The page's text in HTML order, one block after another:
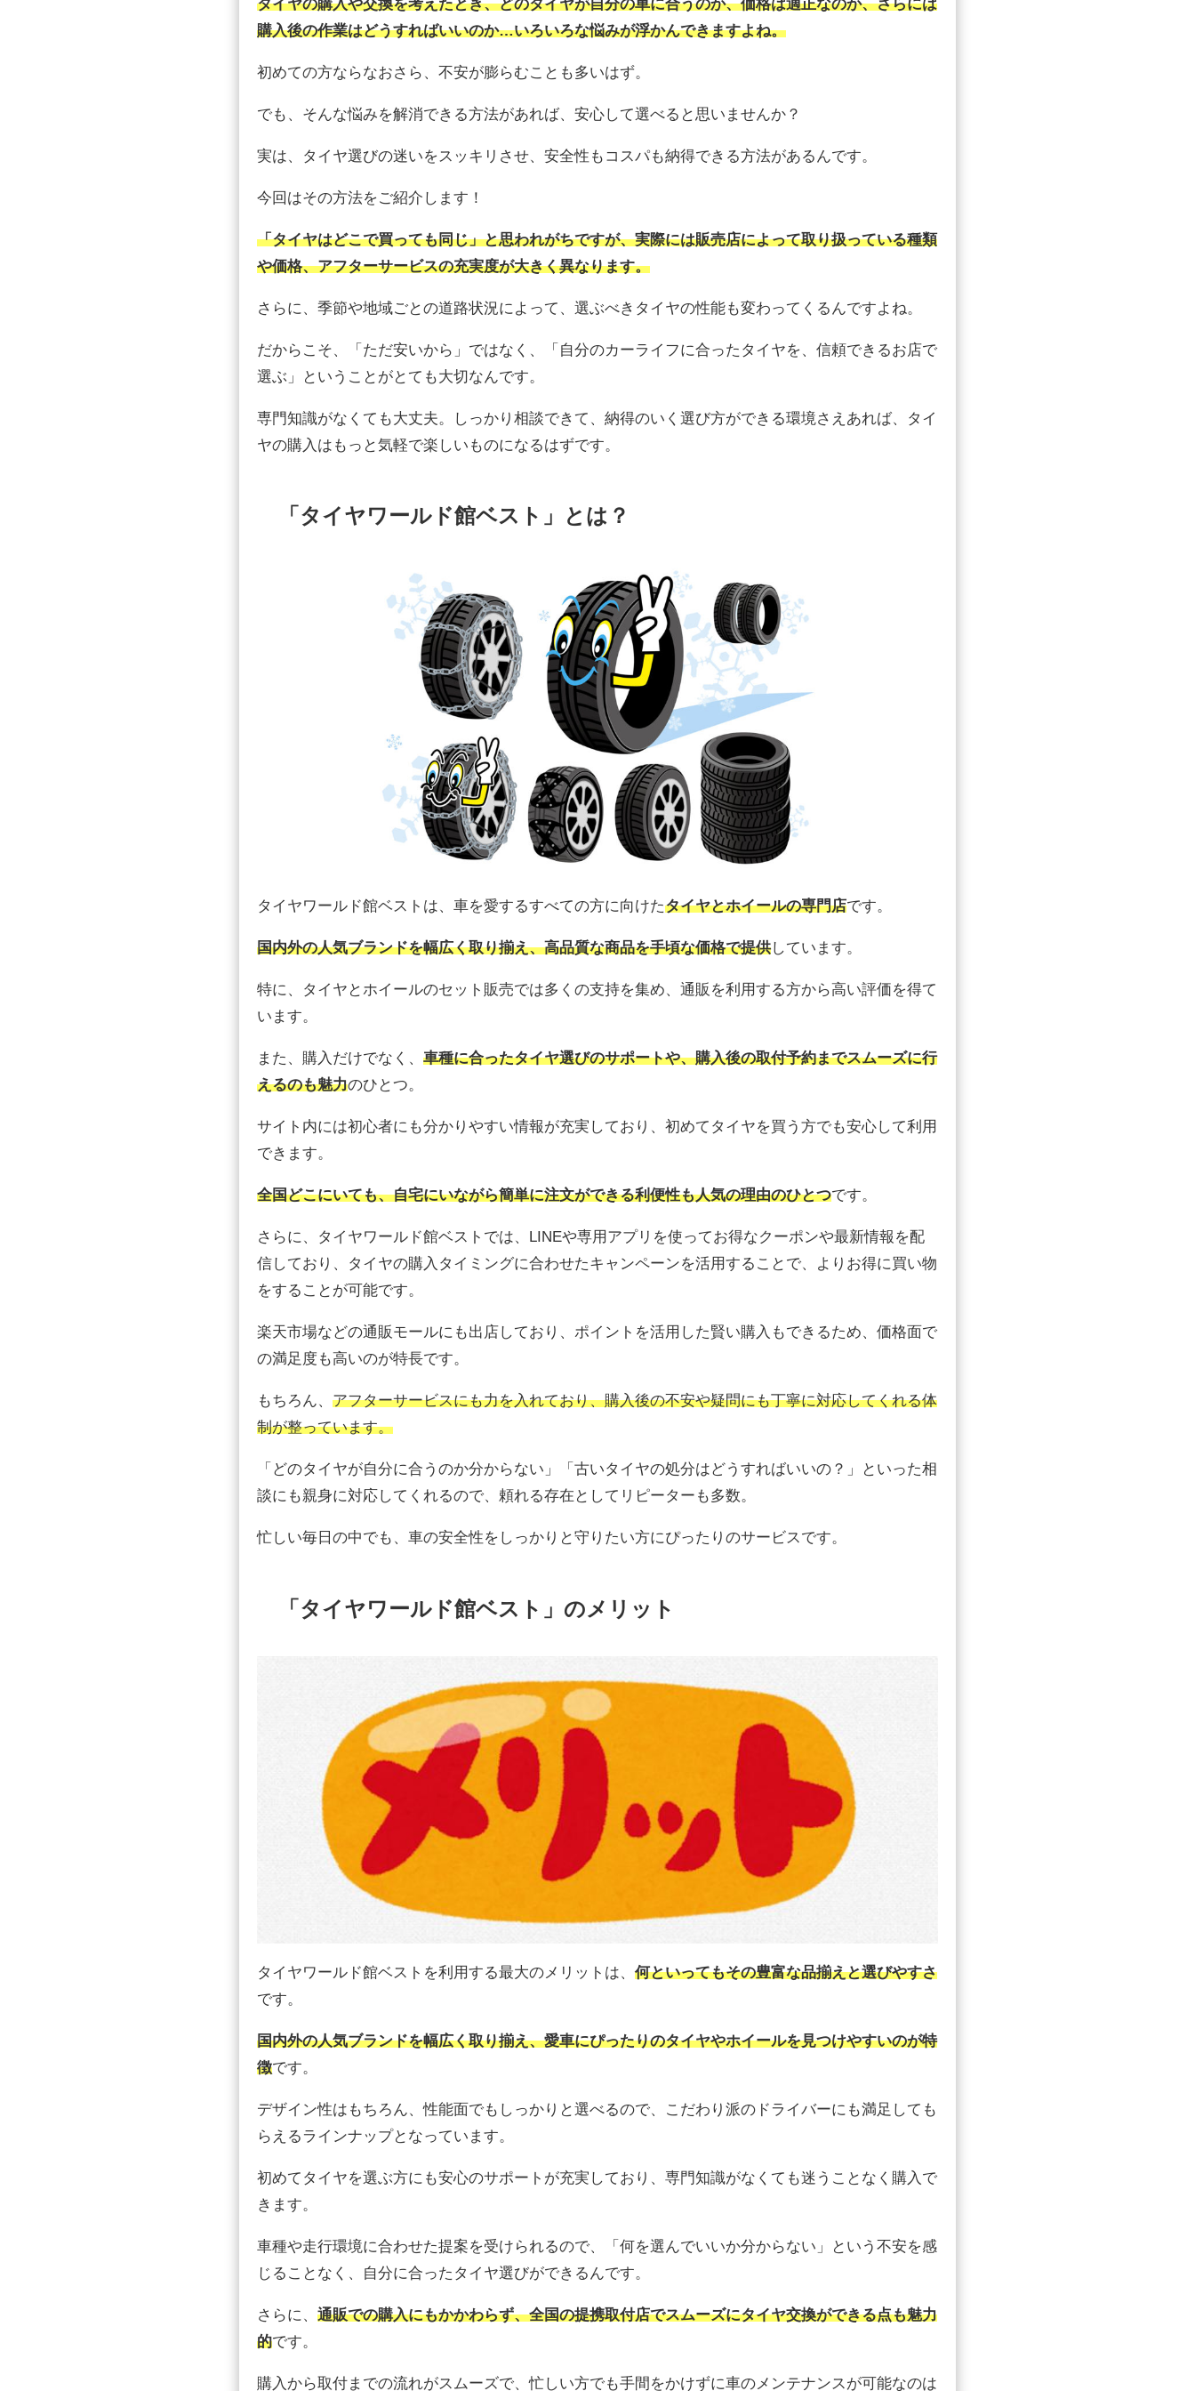
購入後の作業はどうすればいいのか…いろいろな悩みが浮かんできますよね。
初めての方ならなおさら、不安が膨らむことも多いはず。
でも、そんな悩みを解消できる方法があれば、安心して選べると思いませんか？
実は、タイヤ選びの迷いをスッキリさせ、安全性もコスパも納得できる方法があるんです。
今回はその方法をご紹介します！
「タイヤはどこで買っても同じ」と思われがちですが、実際には販売店によって取り扱っている種類
や価格、アフターサービスの充実度が大きく異なります。
さらに、季節や地域ごとの道路状況によって、選ぶべきタイヤの性能も変わってくるんですよね。
だからこそ、「ただ安いから」ではなく、「自分のカーライフに合ったタイヤを、信頼できるお店で
選ぶ」ということがとても大切なんです。
専門知識がなくても大丈夫。しっかり相談できて、納得のいく選び方ができる環境さえあれば、タイ
ヤの購入はもっと気軽で楽しいものになるはずです。
「タイヤワールド館ベスト」とは？
タイヤワールド館ベストは、車を愛するすべての方に向けたタイヤとホイールの専門店です。
国内外の人気ブランドを幅広く取り揃え、高品質な商品を手頃な価格で提供しています。
特に、タイヤとホイールのセット販売では多くの支持を集め、通販を利用する方から高い評価を得て
います。
また、購入だけでなく、 車種に合ったタイヤ選びのサポートや、購入後の取付予約までスムーズに行
えるのも魅力のひとつ。
サイト内には初心者にも分かりやすい情報が充実しており、初めてタイヤを買う方でも安心して利用
できます。
全国どこにいても、自宅にいながら簡単に注文ができる利便性も人気の理由のひとつです。
さらに、タイヤワールド館ベストでは、LINEや専用アプリを使ってお得なクーポンや最新情報を配
信しており、タイヤの購入タイミングに合わせたキャンペーンを活用することで、よりお得に買い物
をすることが可能です。
楽天市場などの通販モールにも出店しており、ポイントを活用した賢い購入もできるため、価格面で
の満足度も高いのが特長です。
もちろん、 アフターサービスにも力を入れており、購入後の不安や疑問にも丁寧に対応してくれる体
制が整っています。
「どのタイヤが自分に合うのか分からない」「古いタイヤの処分はどうすればいいの？」といった相
談にも親身に対応してくれるので、頼れる存在としてリピーターも多数。
忙しい毎日の中でも、車の安全性をしっかりと守りたい方にぴったりのサービスです。
「タイヤワールド館ベスト」のメリット
タイヤワールド館ベストを利用する最大のメリットは、 何といってもその豊富な品揃えと選びやすさ
です。
国内外の人気ブランドを幅広く取り揃え、愛車にぴったりのタイヤやホイールを見つけやすいのが特
徴です。
デザイン性はもちろん、性能面でもしっかりと選べるので、こだわり派のドライバーにも満足しても
らえるラインナップとなっています。
初めてタイヤを選ぶ方にも安心のサポートが充実しており、専門知識がなくても迷うことなく購入で
きます。
車種や走行環境に合わせた提案を受けられるので、「何を選んでいいか分からない」という不安を感
じることなく、自分に合ったタイヤ選びができるんです。
さらに、 通販での購入にもかかわらず、全国の提携取付店でスムーズにタイヤ交換ができる点も魅力
的です。
購入から取付までの流れがスムーズで、忙しい方でも手間をかけずに車のメンテナンスが可能なのは